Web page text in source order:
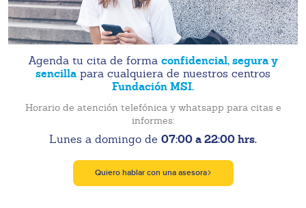
Agenda tu cita de forma confidencial, segura y
sencilla para cualquiera de nuestros centros
Fundación MSI.
Horario de atención telefónica y whatsapp para citas e
informes:
Lunes a domingo de 07:00 a 22:00 hrs.
Quiero hablar con una asesora